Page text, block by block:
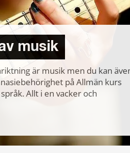
musik
är musik men du kan
på Allmän kurs
Allt i en vacker och